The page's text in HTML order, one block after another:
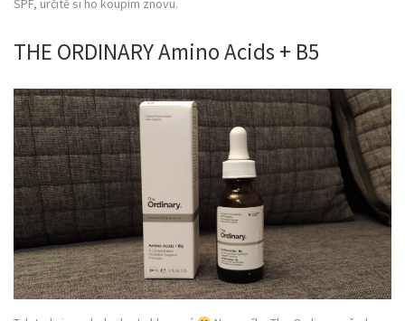
SPF, určitě si ho koupím znovu.
THE ORDINARY Amino Acids + B5